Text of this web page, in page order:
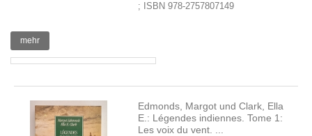
; ISBN 978-2757807149
mehr
Edmonds, Margot und Clark, Ella
E.: Légendes indiennes. Tome 1:
Les voix du vent. ...